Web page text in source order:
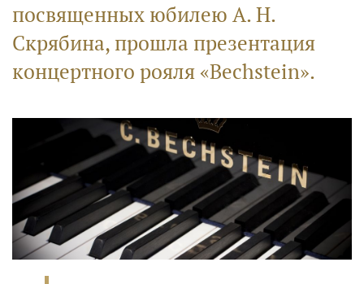
посвященных юбилею А. Н.
Скрябина, прошла презентация
концертного рояля «Bechstein».